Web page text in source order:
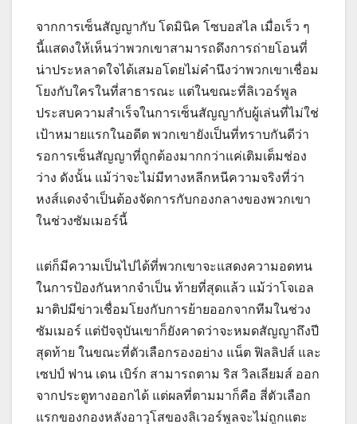
จากการเซ็นสัญญากับ โดมินิค โซบอสไล เมื่อเร็ว ๆ
นี้แสดงให้เห็นว่าพวกเขาสามารถดึงการถ่ายโอนที่
น่าประหลาดใจได้เสมอโดยไม่คำนึงว่าพวกเขาเชื่อม
โยงกับใครในที่สาธารณะ แต่ในขณะที่ลิเวอร์พูล
ประสบความสำเร็จในการเซ็นสัญญากับผู้เล่นที่ไม่ใช่
เป้าหมายแรกในอดีต พวกเขายังเป็นที่ทราบกันดีว่า
รอการเซ็นสัญญาที่ถูกต้องมากกว่าแค่เติมเต็มช่อง
ว่าง ดังนั้น แม้ว่าจะไม่มีทางหลีกหนีความจริงที่ว่า
หงส์แดงจำเป็นต้องจัดการกับกองกลางของพวกเขา
ในช่วงซัมเมอร์นี้
แต่ก็มีความเป็นไปได้ที่พวกเขาจะแสดงความอดทน
ในการป้องกันหากจำเป็น ท้ายที่สุดแล้ว แม้ว่าโจเอล
มาติปมีข่าวเชื่อมโยงกับการย้ายออกจากทีมในช่วง
ซัมเมอร์ แต่ปัจจุบันเขาก็ยังคาดว่าจะหมดสัญญาถึงปี
สุดท้าย ในขณะที่ตัวเลือกรองอย่าง แน็ต ฟิลลิปส์ และ
เซปป์ ฟาน เดน เบิร์ก สามารถตาม ริส วิลเลียมส์ ออก
จากประตูทางออกได้ แต่ผลที่ตามมาก็คือ สี่ตัวเลือก
แรกของกองหลังอาวุโสของลิเวอร์พูลจะไม่ถูกแตะ